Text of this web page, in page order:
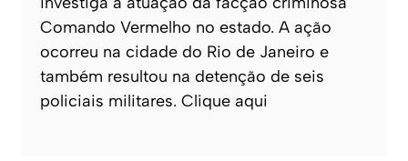
Comando Vermelho no estado. A ação
ocorreu na cidade do Rio de Janeiro e
também resultou na detenção de seis
policiais militares. Clique aqui